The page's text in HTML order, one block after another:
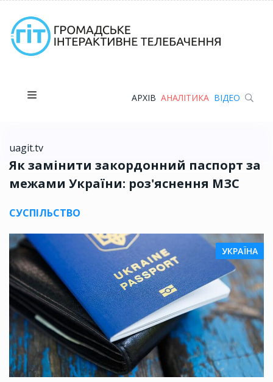
АРХІВ АНАЛІТИКА ВІДЕО
uagit.tv
Як замінити закордонний паспорт за
межами України: роз'яснення МЗС
СУСПІЛЬСТВО
УКРАЇНА